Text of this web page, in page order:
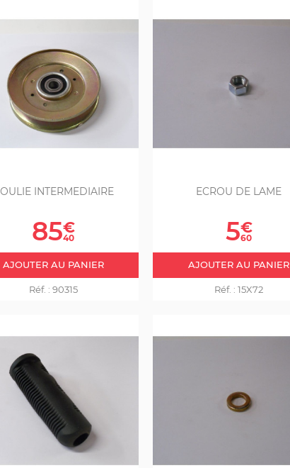
INTERMEDIAIRE
Prix
85€
40
AJOUTER AU PANIER
Réf. : 90315
ECROU DE LAME
Prix
5€
60
AJOUTER AU PANIER
Réf. : 15X72